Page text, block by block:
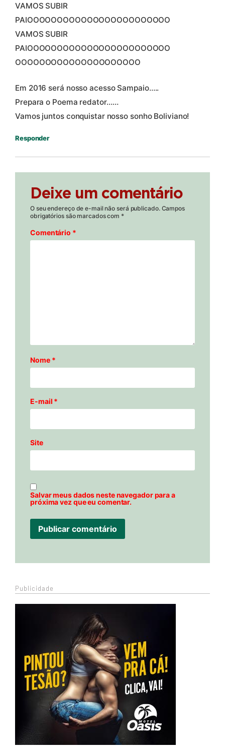
VAMOS SUBIR
PAIOOOOOOOOOOOOOOOOOOOOOOOO
VAMOS SUBIR
PAIOOOOOOOOOOOOOOOOOOOOOOOO
OOOOOOOOOOOOOOOOOOOOO
Em 2016 será nosso acesso Sampaio…..
Prepara o Poema redator……
Vamos juntos conquistar nosso sonho Boliviano!
Responder
Deixe um comentário
O seu endereço de e-mail não será publicado. Campos
obrigatórios são marcados com *
Comentário *
Nome *
E-mail *
Site
Salvar meus dados neste navegador para a
próxima vez que eu comentar.
Publicidade